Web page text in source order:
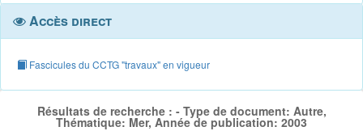
Accès direct
Fascicules du CCTG "travaux" en vigueur
Résultats de recherche : - Type de document: Autre,
Thématique: Mer, Année de publication: 2003